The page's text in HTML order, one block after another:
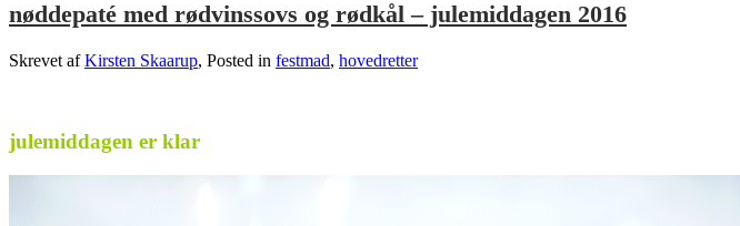
nøddepaté med rødvinssovs og rødkål – julemiddagen 2016
Skrevet afKirsten Skaarup, Posted in festmad, hovedretter
julemiddagen er klar